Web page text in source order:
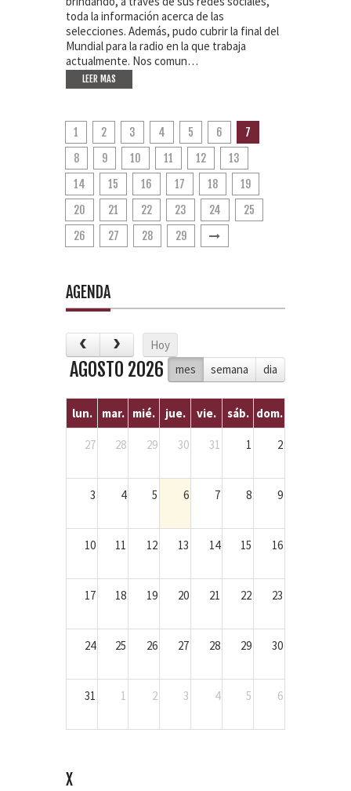
toda la información acerca de las
selecciones. Además, pudo cubrir la final del
Mundial para la radio en la que trabaja
actualmente. Nos comun…
LEER MAS
1 2 3 4 5 6
7
8
9 10 11 12
13
14
15 16 17 18
19
20
21 22 23 24
25
26
27 28 29
AGENDA
Hoy
mes
semana dia
AGOSTO 2026
lun. mar. mié. jue. vie. sáb. dom.
27 28 29 30 31 1 2
3 4 5 6 7 8 9
10 11 12 13 14 15 16
17 18 19 20 21 22 23
24 25 26 27 28 29 30
31 1 2 3 4 5 6
X